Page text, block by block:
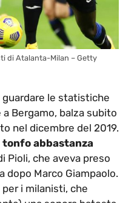
di Atalanta-Milan – Getty
le statistiche
Bergamo, balza subito
nel dicembre del 2019.
abbastanza
Pioli, che aveva preso
dopo Marco Giampaolo.
i milanisti, che